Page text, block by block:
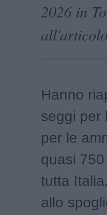
2026 in
all'articolo
Hanno
seggi per
per le
quasi
tutta
allo